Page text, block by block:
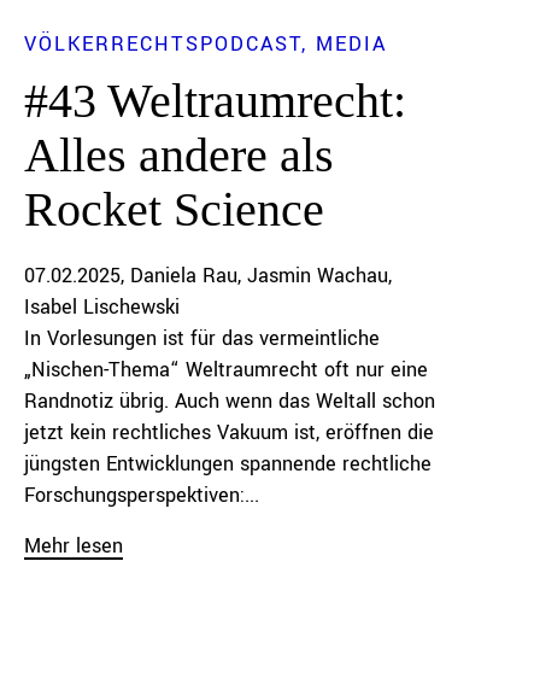
VÖLKERRECHTSPODCAST MEDIA
#43 Weltraumrecht:
Alles andere als
Rocket Science
07.02.2025 Daniela Rau Jasmin Wachau
Isabel Lischewski
In Vorlesungen ist für das vermeintliche
„Nischen-Thema“ Weltraumrecht oft nur eine
Randnotiz übrig. Auch wenn das Weltall schon
jetzt kein rechtliches Vakuum ist, eröffnen die
jüngsten Entwicklungen spannende rechtliche
Forschungsperspektiven:...
Mehr lesen